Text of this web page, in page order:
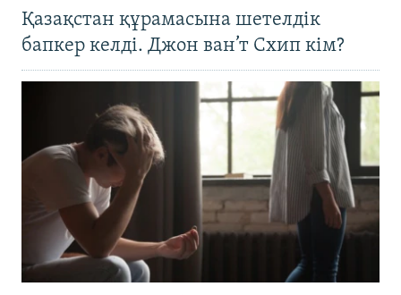
Қазақстан құрамасына шетелдік
бапкер келді. Джон ван’т Схип кім?